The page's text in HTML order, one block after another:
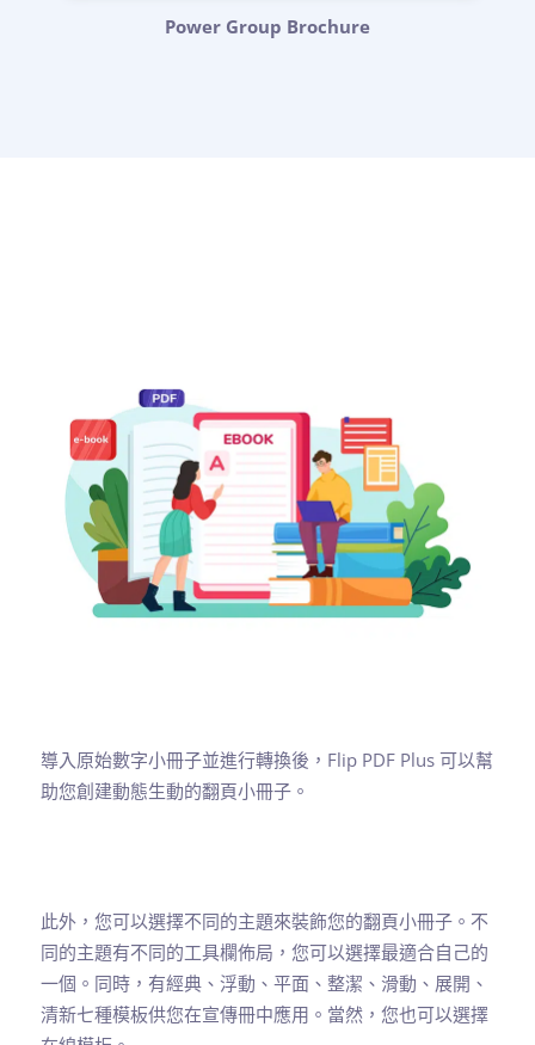
Power Group Brochure
導入原始數字小冊子並進行轉換後，Flip PDF Plus 可以幫
助您創建動態生動的翻頁小冊子。
此外，您可以選擇不同的主題來裝飾您的翻頁小冊子。不
同的主題有不同的工具欄佈局，您可以選擇最適合自己的
一個。同時，有經典、浮動、平面、整潔、滑動、展開、
清新七種模板供您在宣傳冊中應用。當然，您也可以選擇